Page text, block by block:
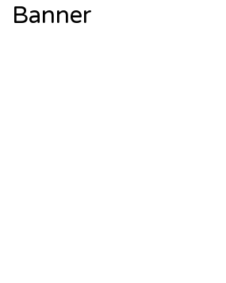
Banner